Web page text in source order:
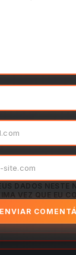
DADOS NESTE
VEZ QUE EU